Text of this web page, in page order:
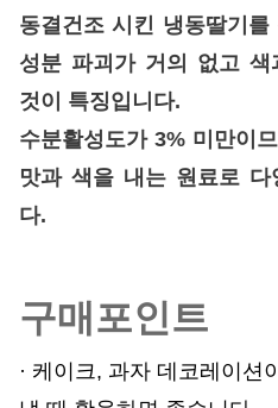
동결건조 시킨 냉동딸기
성분 파괴가 거의 없고
것이 특징입니다.
수분활성도가 3% 미만이
맛과 색을 내는 원료로 다
다.
구매포인트
· 케이크, 과자 데코레이션